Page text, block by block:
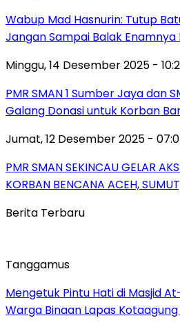
Wabup Mad Hasnurin: Tutup
Jangan Sampai Balak Enamnya
Minggu, 14 Desember 2025 -
PMR SMAN 1 Sumber Jaya dan
Galang Donasi untuk Korban
Jumat, 12 Desember 2025 -
PMR SMAN SEKINCAU GELAR
KORBAN BENCANA ACEH,
Berita Terbaru
Tanggamus
Mengetuk Pintu Hati di Masjid
Warga Binaan Lapas